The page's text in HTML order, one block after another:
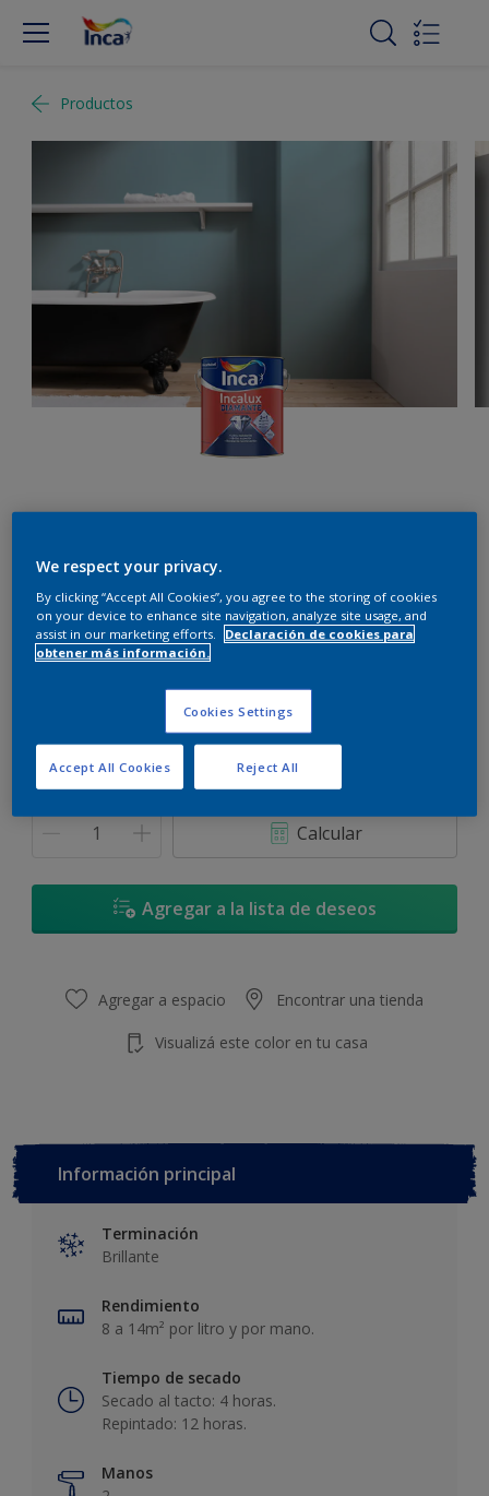
Productos
Azul Danubio - 90BG 56/125
Cambiar de color
900 ML
Cantidad Calculadora de pintura
Calcular
Agregar a la lista de deseos
Agregar a espacio Encontrar una tienda
Visualizá este color en tu casa
Información principal
Terminación
Brillante
Rendimiento
8 a 14m² por litro y por mano.
Tiempo de secado
Secado al tacto: 4 horas.
Repintado: 12 horas.
Manos
We respect your privacy.
By clicking “Accept All Cookies”, you agree to the storing of cookies
on your device to enhance site navigation, analyze site usage, and
assist in our marketing efforts.
Declaración de cookies para
obtener más información.
Cookies Settings
Reject All
Accept All Cookies